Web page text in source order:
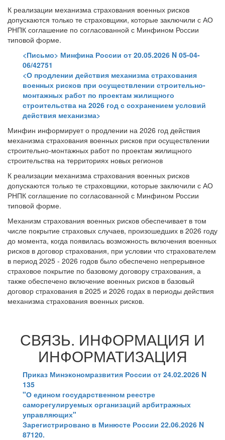
К реализации механизма страхования военных рисков
допускаются только те страховщики, которые заключили с АО
РНПК соглашение по согласованной с Минфином России
типовой форме.
<Письмо> Минфина России от 20.05.2026 N 05-04-
06/42751
<О продлении действия механизма страхования
военных рисков при осуществлении строительно-
монтажных работ по проектам жилищного
строительства на 2026 год с сохранением условий
действия механизма>
Минфин информирует о продлении на 2026 год действия
механизма страхования военных рисков при осуществлении
строительно-монтажных работ по проектам жилищного
строительства на территориях новых регионов
К реализации механизма страхования военных рисков
допускаются только те страховщики, которые заключили с АО
РНПК соглашение по согласованной с Минфином России
типовой форме.
Механизм страхования военных рисков обеспечивает в том
числе покрытие страховых случаев, произошедших в 2026 году
до момента, когда появилась возможность включения военных
рисков в договор страхования, при условии что страхователем
в период 2025 - 2026 годов было обеспечено непрерывное
страховое покрытие по базовому договору страхования, а
также обеспечено включение военных рисков в базовый
договор страхования в 2025 и 2026 годах в периоды действия
механизма страхования военных рисков.
СВЯЗЬ. ИНФОРМАЦИЯ И
ИНФОРМАТИЗАЦИЯ
Приказ Минэкономразвития России от 24.02.2026 N
135
"О едином государственном реестре
саморегулируемых организаций арбитражных
управляющих"
Зарегистрировано в Минюсте России 22.06.2026 N
87120.